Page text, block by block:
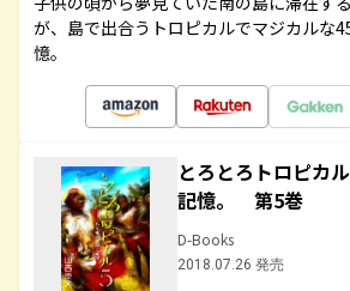
が、島で出合うトロピカルでマジカルな
憶。
とろとろトロピカ
記憶。 第5巻
D-Books
2018.07.26 発売